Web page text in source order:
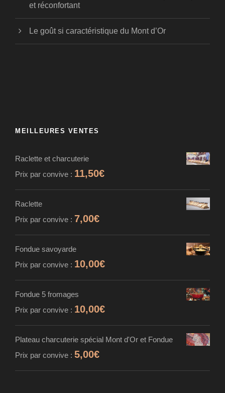
et réconfortant
Le goût si caractéristique du Mont d’Or
MEILLEURES VENTES
Raclette et charcuterie
Prix par convive : 11,50€
Raclette
Prix par convive : 7,00€
Fondue savoyarde
Prix par convive : 10,00€
Fondue 5 fromages
Prix par convive : 10,00€
Plateau charcuterie spécial Mont d'Or et Fondue
Prix par convive : 5,00€